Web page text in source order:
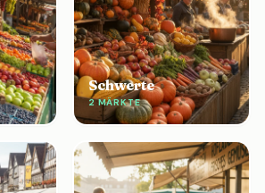
Schwerte
2 MÄRKTE